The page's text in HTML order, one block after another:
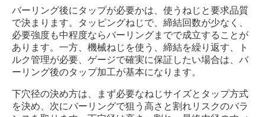
バーリング後にタップが必要かは、使うねじと要求品質
で決まります。タッピングねじで、締結回数が少なく、
必要強度も中程度ならバーリングまでで成立することが
あります。一方、機械ねじを使う、締結を繰り返す、ト
ルク管理が必要、ゲージで確実に保証したい場合は、バ
ーリング後のタップ加工が基本になります。
下穴径の決め方は、まず必要なねじサイズとタップ方式
を決め、次にバーリングで狙う高さと割れリスクのバラ